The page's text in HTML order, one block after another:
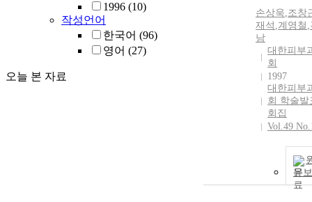
1996 (10)
작성언어
한국어 (96)
영어 (27)
오늘 본 자료
손상욱,조창
재석 ,계영철 ,
남
대한피부
회
1997
대한피부
회 학술발
회집
Vol.49
문